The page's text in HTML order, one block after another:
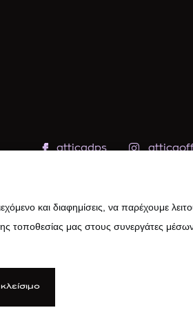
atticadps
και διαφημίσεις, να παρέχουμε
μας στους συνεργάτες